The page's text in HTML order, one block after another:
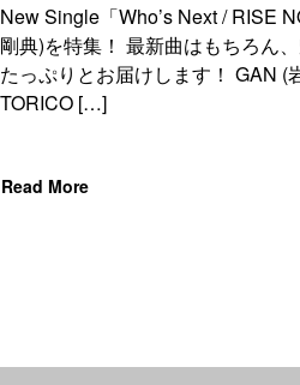
New Single「Who’s Next / RISE
剛典)を特集！ 最新曲はもちろん
たっぷりとお届けします！ GAN (
TORICO […]
Read More